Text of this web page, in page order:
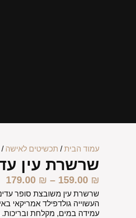
עמוד הבית/ תכשיטים לאישה /
שרשרת עין
159.00 ₪
–
179.00 ₪
שרשרת עין משובצת סופר